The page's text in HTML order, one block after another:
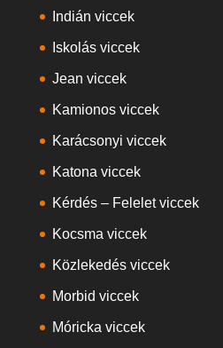
Indián viccek
Iskolás viccek
Jean viccek
Kamionos viccek
Karácsonyi viccek
Katona viccek
Kérdés – Felelet viccek
Kocsma viccek
Közlekedés viccek
Morbid viccek
Móricka viccek